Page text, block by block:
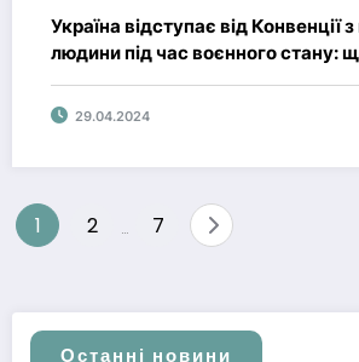
Україна відступає від Конвенції
людини під час воєнного стану:
означає
29.04.2024
Пагінація
1 2 … 7
Останні новини